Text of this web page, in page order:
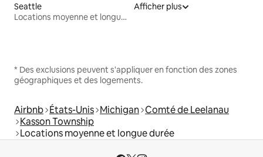
Seattle
Locations moyenne et longue durée
Afficher plus
* Des exclusions peuvent s'appliquer en fonction des zones
géographiques et des logements.
Airbnb États-Unis Michigan Comté de Leelanau
Kasson Township
Locations moyenne et longue durée